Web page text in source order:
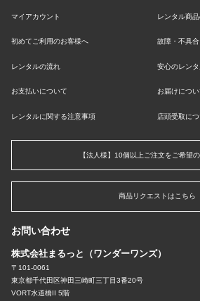
マイアカウント レンタル商
初めてご利用のお客様へ 故障・不具
レンタルの流れ 安心のレンタ
お支払いについて お届けについ
レンタルに関する注意事項 店頭受取に
【法人様】10個以上ご注文をご希望
商品リクエストはこちら
お問い合わせ
株式会社まるっと（ワンダーワンズ）
〒101-0061
東京都千代田区神田三崎町三丁目3番20号
VORT水道橋II 5階